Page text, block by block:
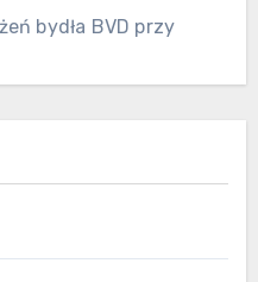
bydła BVD przy